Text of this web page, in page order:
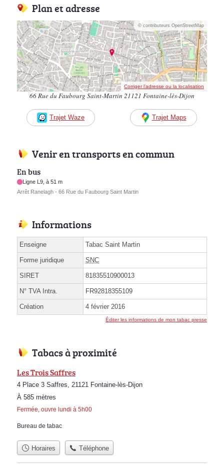
Plan et adresse
© contributeurs OpenStreetMap
Corriger l’adresse ou la localisation
66 Rue du Faubourg Saint-Martin 21121 Fontaine-lès-Dijon
Trajet Waze Trajet Maps
Venir en transports en commun
En bus
Ligne L9, à 51 m
Arrêt Ranelagh - 66 Rue du Faubourg Saint Martin
Informations
Enseigne Tabac Saint Martin
Forme juridique SNC
SIRET 81835510900013
N° TVA Intra. FR92818355109
Création 4 février 2016
Éditer les informations de mon tabac presse
Tabacs à proximité
Les Trois Saffres
4 Place 3 Saffres, 21121 Fontaine-lès-Dijon
À 585 mètres
Fermée, ouvre lundi à 5h00
Bureau de tabac
Horaires Téléphone